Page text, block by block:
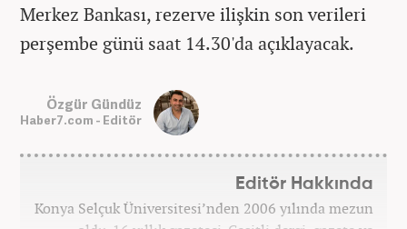
Merkez Bankası, rezerve ilişkin son verileri
perşembe günü saat 14.30'da açıklayacak.
Özgür Gündüz
Haber7.com - Editör
Editör Hakkında
Konya Selçuk Üniversitesi’nden 2006 yılında mezun